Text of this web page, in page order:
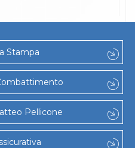
Stampa
Pellicone